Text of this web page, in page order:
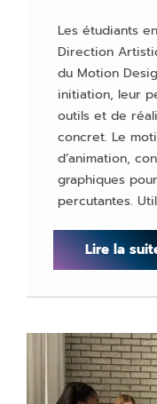
Les étudiants
Direction
du Motion
initiation, leur
outils et de
concret. Le
d’animation,
graphiques
percutantes.
Lire la